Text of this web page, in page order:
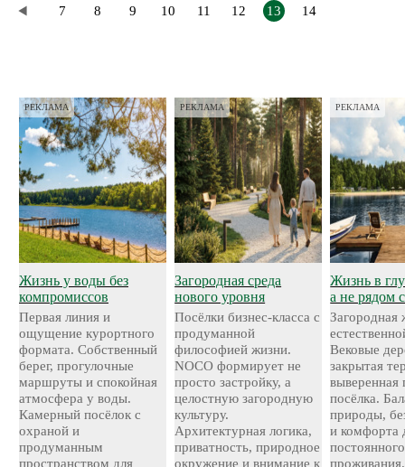
7 8 9 10 11 12 13 14
РЕКЛАМА
Жизнь у воды без
компромиссов
Первая линия и
ощущение курортного
формата. Собственный
берег, прогулочные
маршруты и спокойная
атмосфера у воды.
Камерный посёлок с
охраной и
продуманным
пространством для
РЕКЛАМА
Загородная среда
нового уровня
Посёлки бизнес-класса с
продуманной
философией жизни.
NOCO формирует не
просто застройку, а
целостную загородную
культуру.
Архитектурная логика,
приватность, природное
окружение и внимание к
РЕКЛАМА
Жизнь в
а не рядом
Загородная
Вековые
закрытая
выверенная
посёлка.
природы,
и комфорта
постоянного
проживания.